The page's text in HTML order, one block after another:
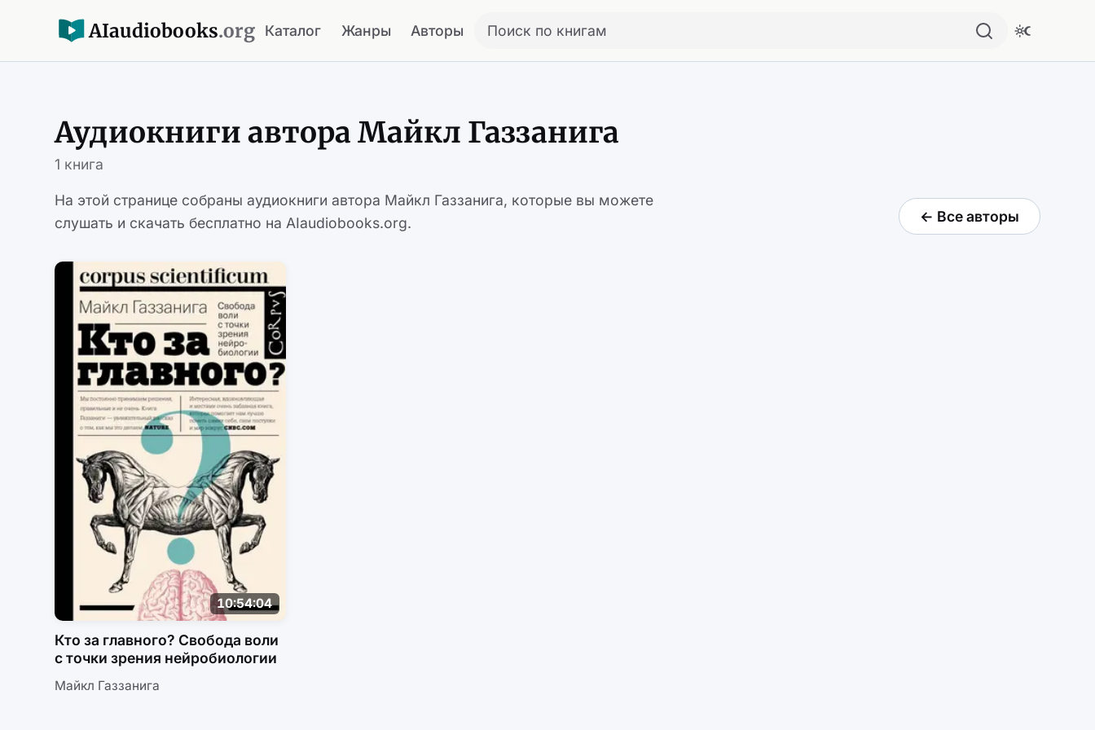
AIaudiobooks.org Каталог Жанры Авторы Поиск по книгам
Аудиокниги автора Майкл Газзанига
1 книга
На этой странице собраны аудиокниги автора Майкл Газзанига, которые вы можете
слушать и скачать бесплатно на AIaudiobooks.org.
← Все авторы
10:54:04
Кто за главного? Свобода воли
с точки зрения нейробиологии
Майкл Газзанига